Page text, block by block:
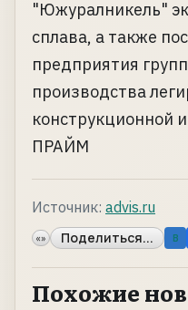
"Южуралникель"
сплава, а также
предприятия
производства
конструкционной
ПРАЙМ
Источник: advis.ru
«» Поделиться... B
Похожие